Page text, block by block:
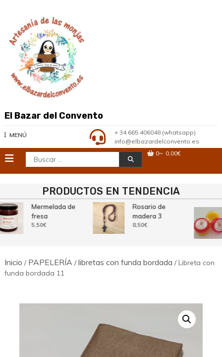
contenido
El Bazar del Convento
MENÚ
+ 34 665 406048 (whatsapp)
info@elbazardelconvento.es
Buscar: 0 0,00€
PRODUCTOS EN TENDENCIA
Mermelada de
fresa
5,50€
Rosario de
madera 3
8,50€
Inicio / PAPELERÍA/libretas con funda bordada / Libreta con
funda bordada 11